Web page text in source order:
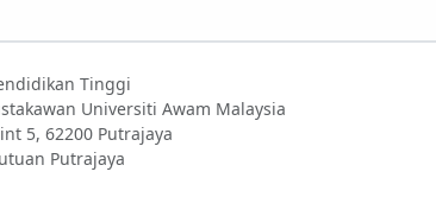
Tinggi
Universiti Awam Malaysia
5, 62200 Putrajaya
Putrajaya